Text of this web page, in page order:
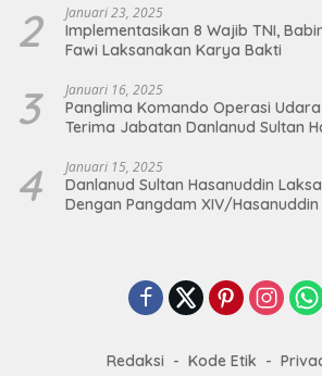
2 Januari 23, 2025
Implementasikan 8 Wajib TNI,
Fawi Laksanakan Karya Bakti
3 Januari 16, 2025
Panglima Komando Operasi Udara II Pimpin Serah
Terima Jabatan Danlanud Sultan
4 Januari 15, 2025
Danlanud Sultan Hasanuddin
Dengan Pangdam XIV/Hasanuddin
Redaksi Kode Etik